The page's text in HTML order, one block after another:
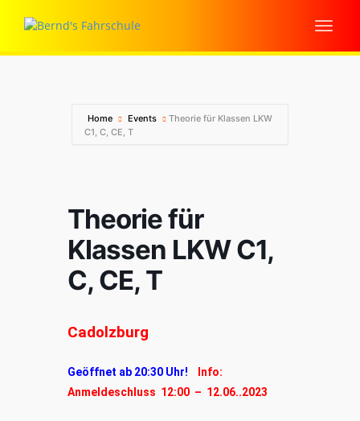
Home Events
Theorie für Klassen LKW
C1, C, CE, T
Theorie für
Klassen LKW C1,
C, CE, T
Cadolzburg
Geöffnet ab 20:30 Uhr!
Info:
Anmeldeschluss 12:00 – 12.06..2023